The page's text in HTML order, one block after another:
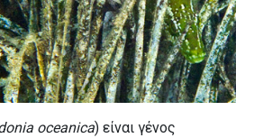
oceanica) είναι γένος